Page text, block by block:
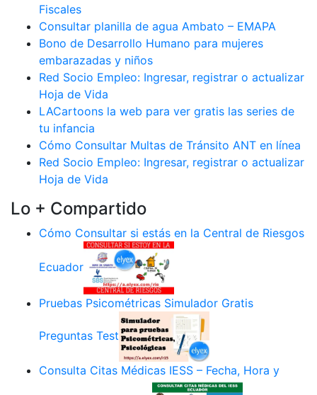
Fiscales
Consultar planilla de agua Ambato – EMAPA
Bono de Desarrollo Humano para mujeres
embarazadas y niños
Red Socio Empleo: Ingresar, registrar o actualizar
Hoja de Vida
LACartoons la web para ver gratis las series de
tu infancia
Cómo Consultar Multas de Tránsito ANT en línea
Red Socio Empleo: Ingresar, registrar o actualizar
Hoja de Vida
Lo + Compartido
Cómo Consultar si estás en la Central de Riesgos
Ecuador
Pruebas Psicométricas Simulador Gratis
Preguntas Test
Consulta Citas Médicas IESS – Fecha, Hora y